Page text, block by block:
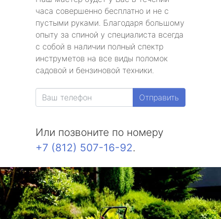
часа совершенно бесплатно и не с
пустыми руками. Благодаря большому
опыту за спиной у специалиста всегда
с собой в наличии полный спектр
инструметов на все виды поломок
садовой и бензиновой техники.
Отправить
Или позвоните по номеру
+7 (812) 507-16-92.